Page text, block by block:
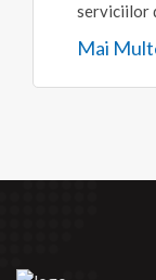
serviciilor
Mai